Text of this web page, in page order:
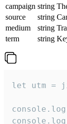
campaign string
source
string
medium
string
term
string
let utm =